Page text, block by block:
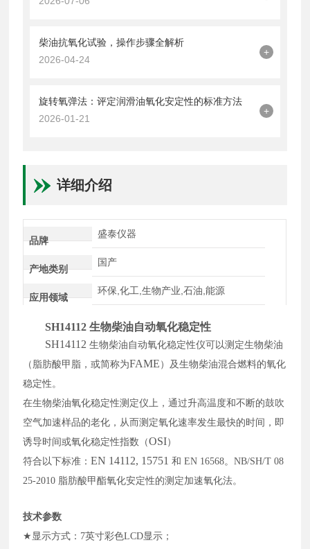
柴油抗氧化试验，操作步骤全解析
2026-04-24
+
旋转氧弹法：评定润滑油氧化安定性的标准方法
2026-01-21
+
详细介绍
品牌
盛泰仪器
产地类别
国产
应用领域
环保,化工,生物产业,石油,能源
SH14112 生物柴油自动氧化稳定性
SH14112生物柴油自动氧化稳定性仪可以测定生物柴油
（脂肪酸甲脂，或简称为FAME ）及生物柴油混合燃料的氧化
稳定性。
在生物柴油氧化稳定性测定仪上，通过升高温度和不断的鼓吹
空气加速样品的老化，从而测定氧化速率发生最快的时间，即
诱导时间或氧化稳定性指数（OSI）
符合以下标准：EN 14112, 15751和EN 16568。NB/SH/T 08
25-2010 脂肪酸甲酯氧化安定性的测定加速氧化法。
技术参数
★ 显示方式： 7英寸彩色LCD显示；